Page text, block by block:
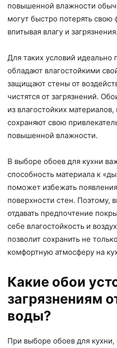
повышенной влажности
могут быстро потерять
впитывая влагу и загрязнения.
Для таких условий идеально
обладают влагостойкими
защищают стены от
чистятся от загрязнений.
из влагостойких
сохраняют свою
повышенной влажности.
В выборе обоев для кухни
способность материала к
поможет избежать
поверхности стен. Поэтому,
отдавать предпочтение
себе влагостойкость и
позволит сохранить не
комфортную атмосферу на
Какие обои
загрязнениям
воды?
При выборе обоев для кухни,